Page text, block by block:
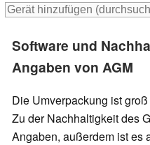
Software und
Angaben von AGM
Die Umverpackung ist
Zu der Nachhaltigkeit des
Angaben, außerdem ist es